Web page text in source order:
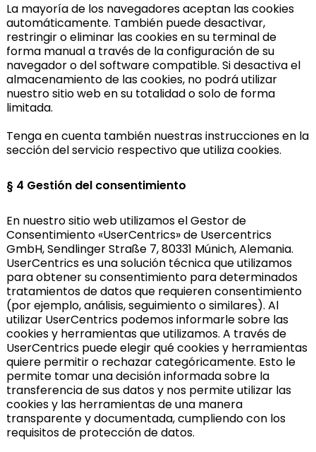
La mayoría de los navegadores aceptan las cookies
automáticamente. También puede desactivar,
restringir o eliminar las cookies en su terminal de
forma manual a través de la configuración de su
navegador o del software compatible. Si desactiva el
almacenamiento de las cookies, no podrá utilizar
nuestro sitio web en su totalidad o solo de forma
limitada.
Tenga en cuenta también nuestras instrucciones en la
sección del servicio respectivo que utiliza cookies.
§ 4 Gestión del consentimiento
En nuestro sitio web utilizamos el Gestor de
Consentimiento «UserCentrics» de Usercentrics
GmbH, Sendlinger Straße 7, 80331 Múnich, Alemania.
UserCentrics es una solución técnica que utilizamos
para obtener su consentimiento para determinados
tratamientos de datos que requieren consentimiento
(por ejemplo, análisis, seguimiento o similares). Al
utilizar UserCentrics podemos informarle sobre las
cookies y herramientas que utilizamos. A través de
UserCentrics puede elegir qué cookies y herramientas
quiere permitir o rechazar categóricamente. Esto le
permite tomar una decisión informada sobre la
transferencia de sus datos y nos permite utilizar las
cookies y las herramientas de una manera
transparente y documentada, cumpliendo con los
requisitos de protección de datos.